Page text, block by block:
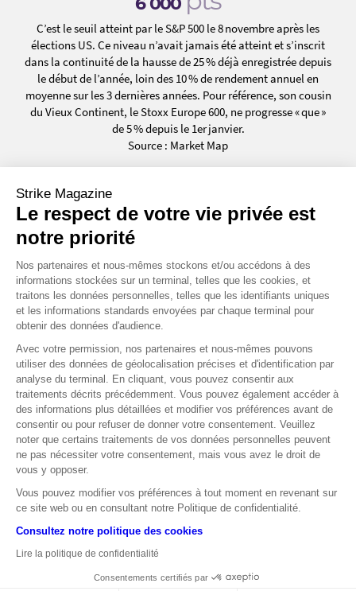
C’est le seuil atteint par le S&P 500 le 8 novembre après les
élections US. Ce niveau n’avait jamais été atteint et s’inscrit
dans la continuité de la hausse de 25 % déjà enregistrée depuis
le début de l’année, loin des 10 % de rendement annuel en
moyenne sur les 3 dernières années. Pour référence, son cousin
du Vieux Continent, le Stoxx Europe 600, ne progresse « que »
de 5 % depuis le 1er janvier.
Source : Market Map
C’est la hausse qu’a connu Applovin Corp depuis le 1er janvier,
dont +72 % entre les séances du 6 et 8 novembre. L’entreprise
spécialisée dans le développement de logiciels explique cette
hausse fulgurante par d’excellents résultats au troisième
trimestre, dépassant les estimations des spécialistes avec un
revenu de 1,2 milliard de dollars. À noter que début 2023,
l’action valait moins de 10 dollars et s’approche aujourd’hui
des 300 dollars.
Source : Market Map
-58%
C’est la descente aux enfers qu’a connu l’action Supermicro
après la démission du cabinet d’audit Ernst&Young (EY),
chargé de certifier ses comptes. Elle est la conséquence d’un
article du Wall Street Journal faisant allusion à une
manipulation des règles comptables ayant conduit à une
surestimation du Chiffre d’Affaires. L’entreprise risque la sortie
rétablir sa conformité.
Source : Market Map
Strike Magazine
Le respect de votre vie privée est
notre priorité
Nos partenaires et nous-mêmes stockons et/ou accédons à des
informations stockées sur un terminal, telles que les cookies, et
traitons les données personnelles, telles que les identifiants uniques
et les informations standards envoyées par chaque terminal pour
obtenir des données d'audience.
Avec votre permission, nos partenaires et nous-mêmes pouvons
utiliser des données de géolocalisation précises et d'identification par
analyse du terminal. En cliquant, vous pouvez consentir aux
traitements décrits précédemment. Vous pouvez également accéder à
des informations plus détaillées et modifier vos préférences avant de
consentir ou pour refuser de donner votre consentement. Veuillez
noter que certains traitements de vos données personnelles peuvent
ne pas nécessiter votre consentement, mais vous avez le droit de
vous y opposer.
Vous pouvez modifier vos préférences à tout moment en revenant sur
ce site web ou en consultant notre Politique de confidentialité.
Consultez notre politique des cookies
Lire la politique de confidentialité
Consentements certifiés par